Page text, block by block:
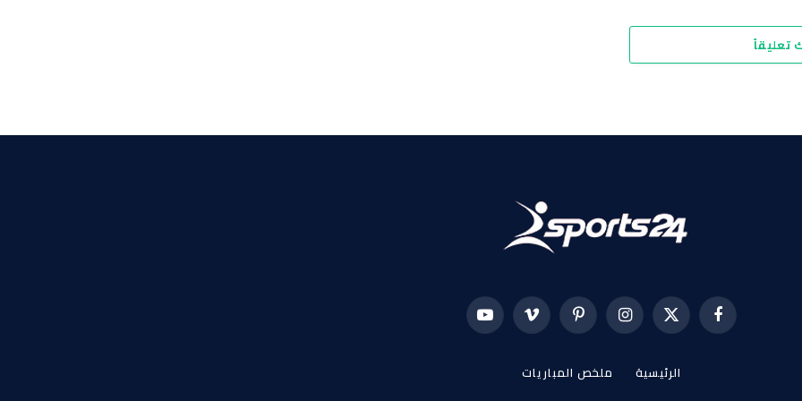
تعليقاً
فيسبوك X
(Twitter)
الانستغرامبينتيريستفيميو يوتيوب
الرئيسية ملخص المباريات